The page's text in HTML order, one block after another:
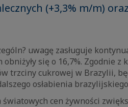
(+3,3% m/m)
uwagę zasługuje
obniżyły się o 16,7%. Zgodnie
trzciny cukrowej w Brazylii,
osłabienia
światowych cen żywności